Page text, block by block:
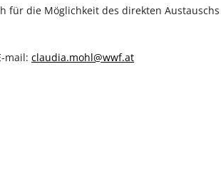
für die Möglichkeit des direkten Austauschs
mail: claudia.mohl@wwf.at